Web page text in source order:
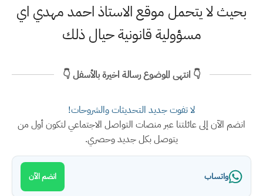
بحيث لا يتحمل موقع الاستاذ احمد مهدي اي
مسؤولية قانونية حيال ذلك
👇 انتهى الموضوع رسالة اخيرة بالأسفل 👇
لا تفوت جديد التحديثات والشروحات!
انضم الآن إلى عائلتنا عبر منصات التواصل الاجتماعي لتكون أول من
يتوصل بكل جديد وحصري.
واتساب انضم الآن